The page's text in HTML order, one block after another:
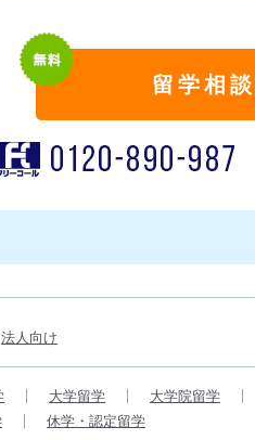
留学相談
法人向け
大学留学
大学院留学
休学・認定留学